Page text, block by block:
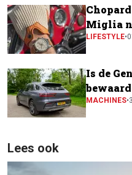
Miglia
horloge
LIFESTYLE•
Is de
MACHINES•
Lees ook